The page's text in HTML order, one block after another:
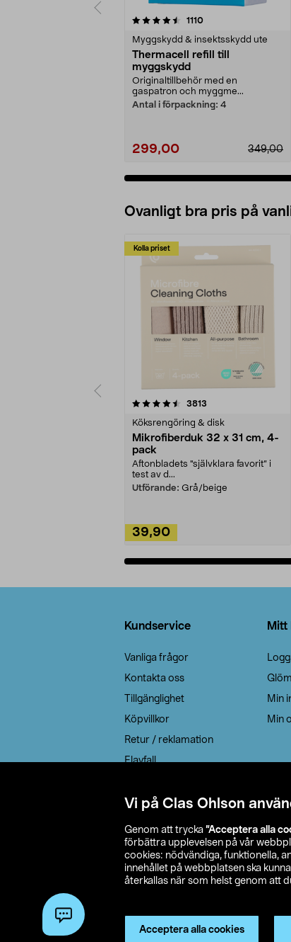
Vi på Clas Ohlson
Genom att trycka ”Acceptera alla
förbättra upplevelsen på vår
cookies: nödvändiga, funktionella,
innehållet på webbplatsen ska
återkallas när som helst genom att
Acceptera alla cookies
1110recensioner
Myggskydd & insektsskydd ute
Thermacell refill till
myggskydd
Originaltillbehör med en
gaspatron och myggme...
Antal i förpackning: 4
299,00 349,00
4.5 av 5 stjärnor
Ovanligt bra pris på
Kolla priset
3813
Köksrengöring & disk
Mikrofiberduk 32 x 31 cm, 4-
pack
Aftonbladets "självklara favorit” i
test av d...
Utförande: Grå/beige
39,90
4.0av 5 stjärnor
Kundservice
Vanliga frågor
Kontakta oss
Tillgänglighet
Köpvillkor
Retur / reklamation
Elavfall
Leveransalternativ
Mitt
Min
Min